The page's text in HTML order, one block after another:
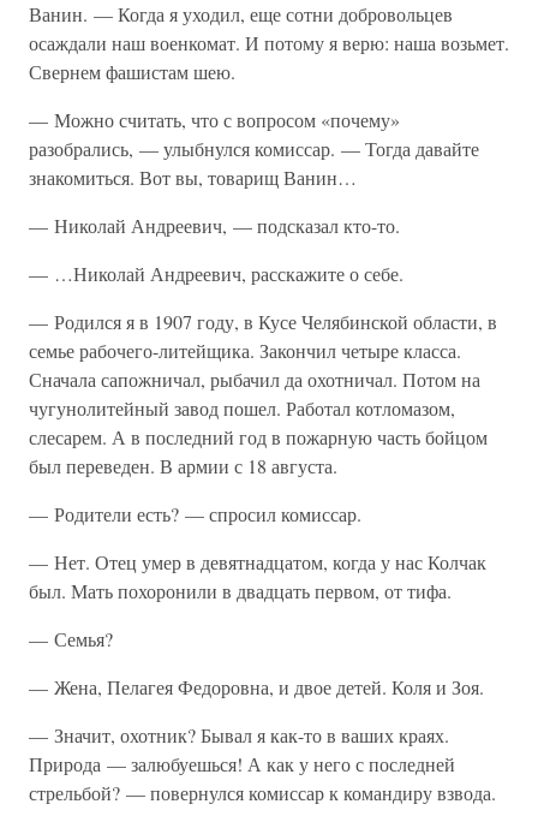
Ванин. — Когда я уходил, еще сотни добровольцев
осаждали наш военкомат. И потому я верю: наша возьмет.
Свернем фашистам шею.
— Можно считать, что с вопросом «почему»
разобрались, — улыбнулся комиссар. — Тогда давайте
знакомиться. Вот вы, товарищ Ванин…
— Николай Андреевич, — подсказал кто-то.
— …Николай Андреевич, расскажите о себе.
— Родился я в 1907 году, в Кусе Челябинской области, в
семье рабочего-литейщика. Закончил четыре класса.
Сначала сапожничал, рыбачил да охотничал. Потом на
чугунолитейный завод пошел. Работал котломазом,
слесарем. А в последний год в пожарную часть бойцом
был переведен. В армии с 18 августа.
— Родители есть? — спросил комиссар.
— Нет. Отец умер в девятнадцатом, когда у нас Колчак
был. Мать похоронили в двадцать первом, от тифа.
— Семья?
— Жена, Пелагея Федоровна, и двое детей. Коля и Зоя.
— Значит, охотник? Бывал я как-то в ваших краях.
Природа — залюбуешься! А как у него с последней
стрельбой? — повернулся комиссар к командиру взвода.